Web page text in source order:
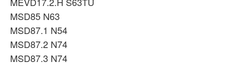
MSD85 N63
MSD87.1 N54
MSD87.2 N74
MSD87.3 N74